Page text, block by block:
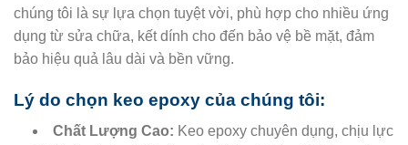
chúng tôi là sự lựa chọn tuyệt vời, phù hợp cho nhiều ứng
dụng từ sửa chữa, kết dính cho đến bảo vệ bề mặt, đảm
bảo hiệu quả lâu dài và bền vững.
Lý do chọn keo epoxy của chúng tôi:
Chất Lượng Cao: Keo epoxy chuyên dụng, chịu lực